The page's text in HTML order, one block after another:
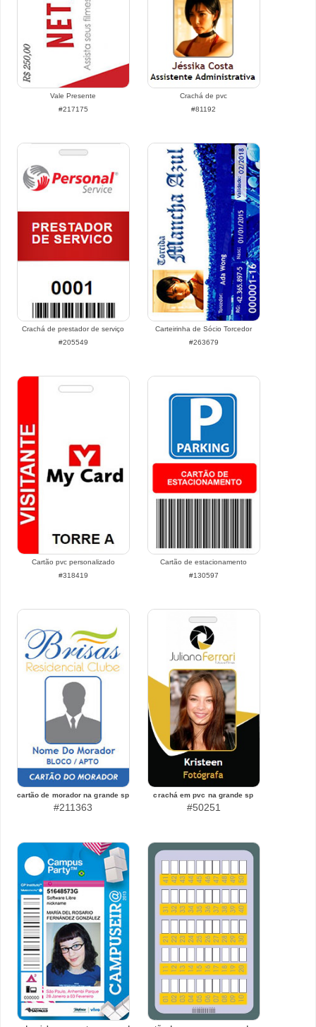
Vale Presente
#217175
Crachá de pvc
#81192
Crachá de prestador de serviço
#205549
Carteirinha de Sócio Torcedor
#263679
Cartão pvc personalizado
#318419
Cartão de estacionamento
#130597
cartão de morador na grande sp
#211363
crachá em pvc na grande sp
#50251